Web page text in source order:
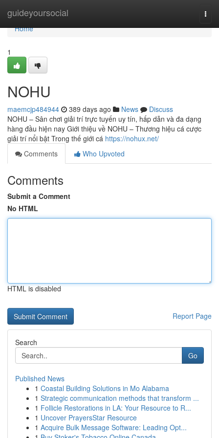
guideyoursocial
Home
Home
1
NOHU
maemcjp484944 389 days ago News
Discuss
NOHU – Sân chơi giải trí trực tuyến uy tín, hấp dẫn và đa dạng
hàng đầu hiện nay Giới thiệu về NOHU – Thương hiệu cá cược
giải trí nổi bật Trong thế giới cá https://nohux.net/
Comments
Who Upvoted
Comments
Submit a Comment
No HTML
HTML is disabled
Report Page
Search
Go
Published News
1 Coastal Building Solutions in Mo Alabama
1 Strategic communication methods that transform ...
1 Follicle Restorations in LA: Your Resource to R...
1 Uncover PrayersStar Resource
1 Acquire Bulk Message Software: Leading Opt...